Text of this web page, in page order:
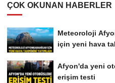
ÇOK OKUNAN HABERLER
Meteoroloji
için yeni hava
Afyon'da yeni
erişim testi